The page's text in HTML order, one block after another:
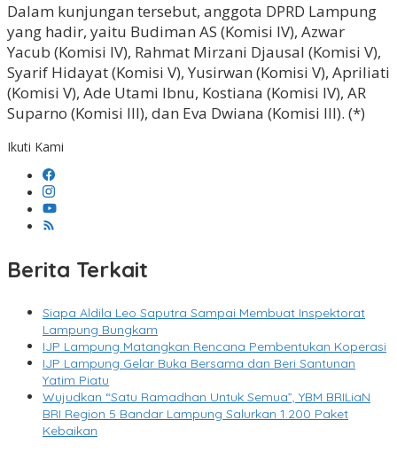
Dalam kunjungan tersebut, anggota DPRD Lampung
yang hadir, yaitu Budiman AS (Komisi IV), Azwar
Yacub (Komisi IV), Rahmat Mirzani Djausal (Komisi V),
Syarif Hidayat (Komisi V), Yusirwan (Komisi V), Apriliati
(Komisi V), Ade Utami Ibnu, Kostiana (Komisi IV), AR
Suparno (Komisi III), dan Eva Dwiana (Komisi III). (*)
Ikuti Kami
Berita Terkait
Siapa Aldila Leo Saputra Sampai Membuat Inspektorat
Lampung Bungkam
IJP Lampung Matangkan Rencana Pembentukan Koperasi
IJP Lampung Gelar Buka Bersama dan Beri Santunan
Yatim Piatu
Wujudkan “Satu Ramadhan Untuk Semua”, YBM BRILiaN
BRI Region 5 Bandar Lampung Salurkan 1.200 Paket
Kebaikan